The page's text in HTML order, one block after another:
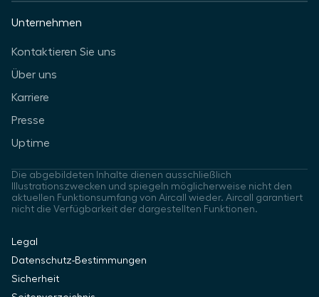
Unternehmen
Kontaktieren Sie uns
Über uns
Karriere
Presse
Uptime
Die abgebildeten Inhalte dienen ausschließlich
Illustrationszwecken und spiegeln möglicherweise nicht den
aktuellen Funktionsumfang von Aircall wieder. Aircall garantiert
nicht die Verfügbarkeit der dargestellten Funktionen.
Legal
Datenschutz-Bestimmungen
Sicherheit